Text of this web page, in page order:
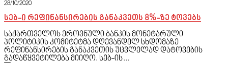
28/10/2020
სებ-ი რეფინანსირების განაკვეთს 8%-ზე ტოვებს
საქართველოს ეროვნული ბანკის მონეტარული
პოლიტიკის კომიტეტმა დღევანდელ სხდომაზე
რეფინანსირების განაკვეთის უცვლელად დატოვების
გადაწყვეტილება მიიღო. სებ-ის…